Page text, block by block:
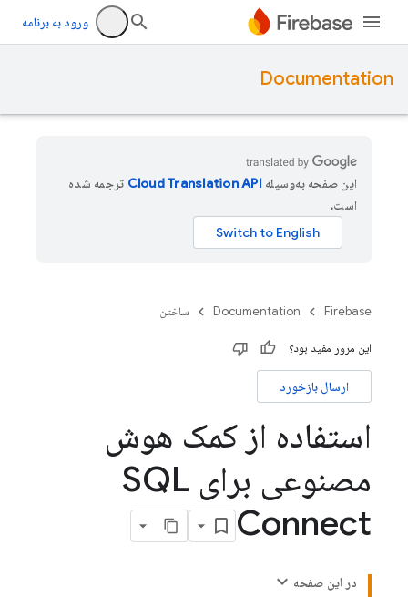
ورود به برنامه
Documentation
این صفحه به‌وسیله
ترجمه شده
است.
Firebase
Documentation ساختن
این مرور مفید بود؟
ارسال بازخورد
استفاده از کمک هوش
مصنوعی برای SQL
Connect
در این صفحه